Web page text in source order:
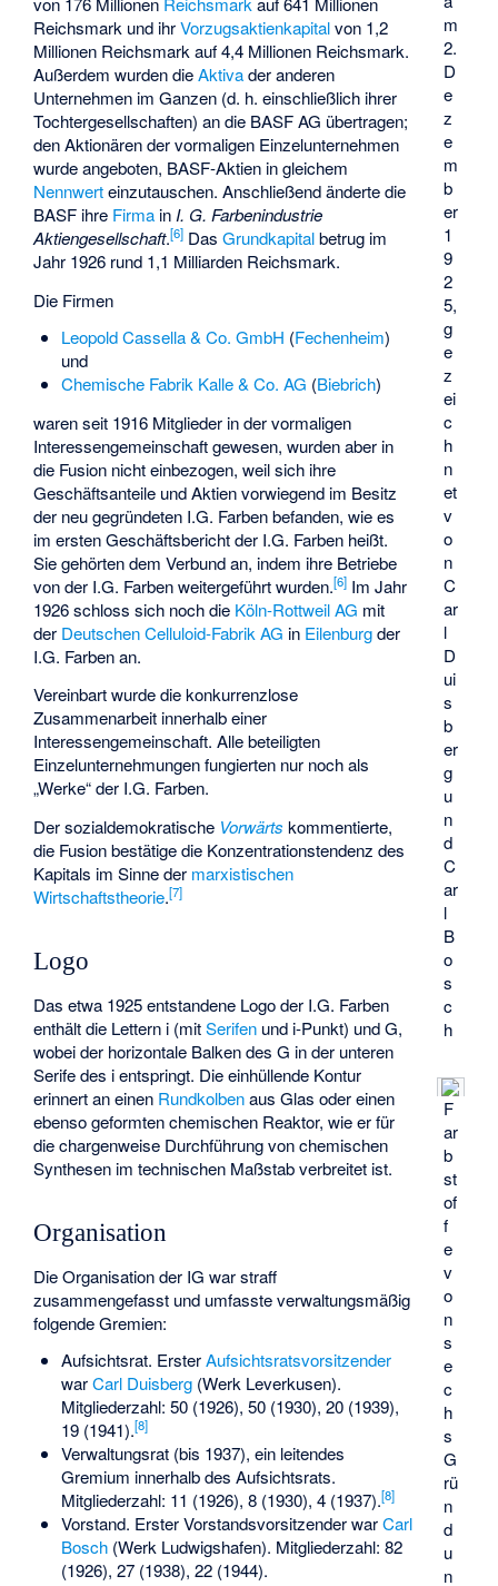
m
2.
D
e
z
e
m
b
er
1
9
2
5,
g
e
z
ei
c
h
n
et
v
o
n
C
ar
l
D
ui
s
b
er
g
u
n
d
C
ar
l
B
o
s
c
h
F
ar
b
st
of
f
e
v
o
n
s
e
c
h
s
G
rü
n
d
u
n
Reichsmark und ihrVorzugsaktienkapitalvon 1,2
Millionen Reichsmark auf 4,4 Millionen Reichsmark.
Außerdem wurden dieAktivader anderen
Unternehmen im Ganzen (d. h. einschließlich ihrer
Tochtergesellschaften) an die BASF AG übertragen;
den Aktionären der vormaligen Einzelunternehmen
wurde angeboten, BASF-Aktien in gleichem
Nennwerteinzutauschen. Anschließend änderte die
BASF ihre Firma in I. G. Farbenindustrie
Aktiengesellschaft.[6] DasGrundkapitalbetrug im
Jahr 1926 rund 1,1 Milliarden Reichsmark.
Die Firmen
Leopold Cassella & Co. GmbH (Fechenheim)
und
Chemische Fabrik Kalle & Co. AG (Biebrich)
waren seit 1916 Mitglieder in der vormaligen
Interessengemeinschaft gewesen, wurden aber in
die Fusion nicht einbezogen, weil sich ihre
Geschäftsanteile und Aktien vorwiegend im Besitz
der neu gegründeten I.G. Farben befanden, wie es
im ersten Geschäftsbericht der I.G. Farben heißt.
Sie gehörten dem Verbund an, indem ihre Betriebe
von der I.G. Farben weitergeführt wurden.[6] Im Jahr
1926 schloss sich noch die Köln-Rottweil AG mit
der Deutschen Celluloid-Fabrik AG in Eilenburgder
I.G. Farben an.
Vereinbart wurde die konkurrenzlose
Zusammenarbeit innerhalb einer
Interessengemeinschaft. Alle beteiligten
Einzelunternehmungen fungierten nur noch als
„Werke“ der I.G. Farben.
Der sozialdemokratische Vorwärts kommentierte,
die Fusion bestätige die Konzentrationstendenz des
Kapitals im Sinne der marxistischen
Wirtschaftstheorie.[7]
Logo
Das etwa 1925 entstandene Logo der I.G. Farben
enthält die Lettern i (mitSerifen und i-Punkt) und G,
wobei der horizontale Balken des G in der unteren
Serife des i entspringt. Die einhüllende Kontur
erinnert an einen Rundkolbenaus Glas oder einen
ebenso geformten chemischen Reaktor, wie er für
die chargenweise Durchführung von chemischen
Synthesen im technischen Maßstab verbreitet ist.
Organisation
Die Organisation der IG war straff
zusammengefasst und umfasste verwaltungsmäßig
folgende Gremien:
Aufsichtsrat. ErsterAufsichtsratsvorsitzender
warCarl Duisberg(Werk Leverkusen).
Mitgliederzahl: 50 (1926), 50 (1930), 20 (1939),
19 (1941).[8]
Verwaltungsrat (bis 1937), ein leitendes
Gremium innerhalb des Aufsichtsrats.
Mitgliederzahl: 11 (1926), 8 (1930), 4 (1937).[8]
Vorstand. Erster Vorstandsvorsitzender warCarl
Bosch(Werk Ludwigshafen). Mitgliederzahl: 82
(1926), 27 (1938), 22 (1944).